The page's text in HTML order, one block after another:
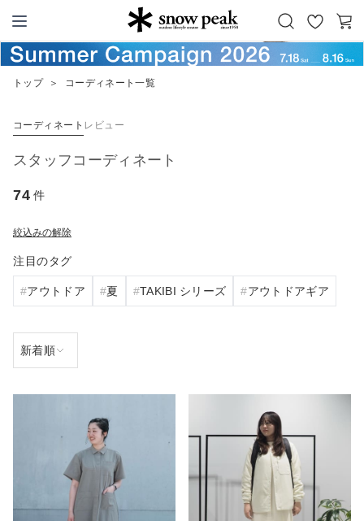
Snow Peak
お
気
カ
ー
トップ ＞ コーディネート一覧
コーディネート レビュー
スタッフコーディネート
74 件
絞込みの解除
注目のタグ
アウトドア 夏 TAKIBI シリーズ アウトドアギア